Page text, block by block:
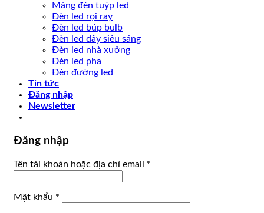
Máng đèn tuýp led
Đèn led rọi ray
Đèn led búp bulb
Đèn led dây siêu sáng
Đèn led nhà xưởng
Đèn led pha
Đèn đường led
Tin tức
Đăng nhập
Newsletter
Đăng nhập
Tên tài khoản hoặc địa chỉ email *
Mật khẩu *